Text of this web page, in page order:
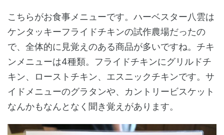
こちらがお食事メニューです。ハーベスター八雲は
ケンタッキーフライドチキンの試作農場だったの
で、全体的に見覚えのある商品が多いですね。チキ
ンメニューは4種類。フライドチキンにグリルドチ
キン、ローストチキン、エスニックチキンです。サ
イドメニューのグラタンや、カントリービスケット
なんかもなんとなく聞き覚えがあります。